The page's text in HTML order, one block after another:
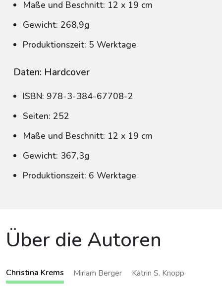
Maße und Beschnitt: 12 x 19 cm
Gewicht: 268,9g
Produktionszeit: 5 Werktage
Daten: Hardcover
ISBN: 978-3-384-67708-2
Seiten: 252
Maße und Beschnitt: 12 x 19 cm
Gewicht: 367,3g
Produktionszeit: 6 Werktage
Über die Autoren
Christina Krems Miriam Berger
Katrin S. Knopp